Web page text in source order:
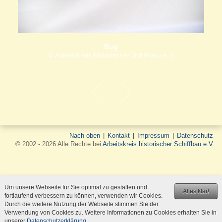
Bug
© Arbeitskreis historischer Schiffbau e.V
Nach oben Kontakt Impressum
Datenschutz
© 2002 - 2026 Alle Rechte bei Arbeitskreis historischer Schiffbau e.V.
Alles klar!
Um unsere Webseite für Sie optimal zu gestalten und
fortlaufend verbessern zu können, verwenden wir Cookies.
Durch die weitere Nutzung der Webseite stimmen Sie der
Verwendung von Cookies zu. Weitere Informationen zu Cookies erhalten Sie in